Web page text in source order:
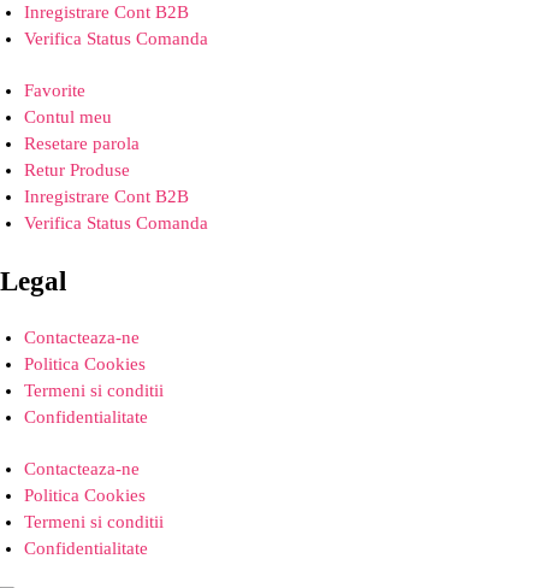
Inregistrare Cont B2B
Verifica Status Comanda
Favorite
Contul meu
Resetare parola
Retur Produse
Inregistrare Cont B2B
Verifica Status Comanda
Legal
Contacteaza-ne
Politica Cookies
Termeni si conditii
Confidentialitate
Contacteaza-ne
Politica Cookies
Termeni si conditii
Confidentialitate